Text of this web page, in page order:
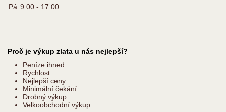
Pá:9:00 - 17:00
Proč je výkup zlata u nás nejlepší?
Peníze ihned
Rychlost
Nejlepší ceny
Minimální čekání
Drobný výkup
Velkoobchodní výkup